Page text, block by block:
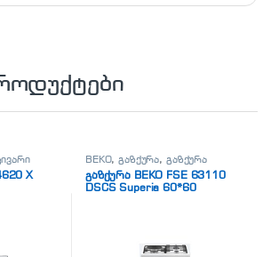
X
BEKO,გაზქურა, გაზქურა
გაზქურა BEKO FSE 63110
DSCS Superia 60*60